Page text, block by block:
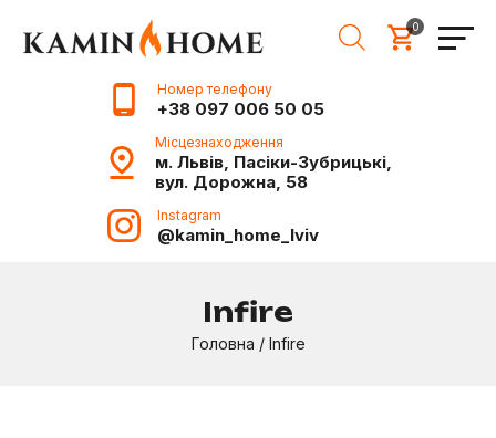
0
Номер телефону
+38 097 006 50 05
Місцезнаходження
м. Львів, Пасіки-Зубрицькі,
вул. Дорожна, 58
Instagram
@kamin_home_lviv
Infire
Головна / Infire